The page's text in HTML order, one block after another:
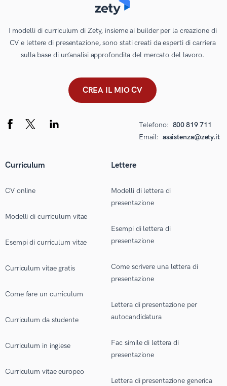
I modelli di curriculum di Zety, insieme ai builder per la creazione di
CV e lettere di presentazione, sono stati creati da esperti di carriera
sulla base di un’analisi approfondita del mercato del lavoro.
CREA IL MIO CV
Telefono: 800 819 711
Email: assistenza@zety.it
Curriculum
CV online
Modelli di curriculum vitae
Esempi di curriculum vitae
Curriculum vitae gratis
Come fare un curriculum
Curriculum da studente
Curriculum in inglese
Curriculum vitae europeo
Lettere
Modelli di lettera di
presentazione
Esempi di lettera di
presentazione
Come scrivere una lettera di
presentazione
Lettera di presentazione per
autocandidatura
Fac simile di lettera di
presentazione
Lettera di presentazione generica